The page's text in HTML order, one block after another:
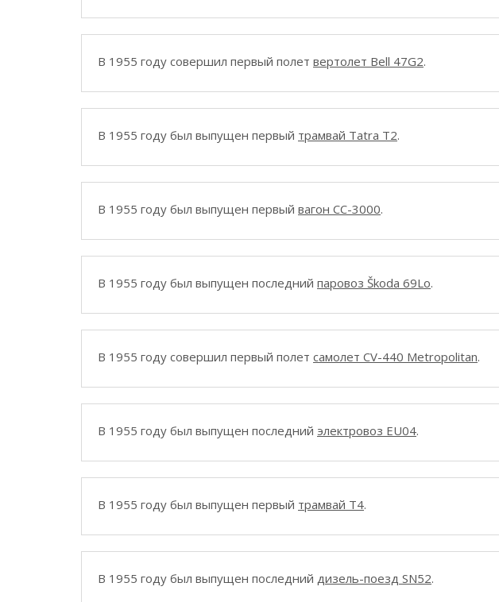
В 1955 году совершил первый полет вертолет Bell 47G2.
В 1955 году был выпущен первый трамвай Tatra T2.
В 1955 году был выпущен первый вагон CC-3000.
В 1955 году был выпущен последний паровоз Škoda 69Lo.
В 1955 году совершил первый полет самолет CV-440 Metropolitan.
В 1955 году был выпущен последний электровоз EU04.
В 1955 году был выпущен первый трамвай T4.
В 1955 году был выпущен последний дизель-поезд SN52.